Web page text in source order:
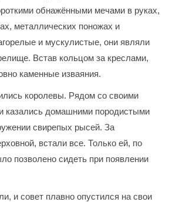
обнажёнными мечами в руках,
металлических поножах и
и мускулистые, они являли
Встав кольцом за креслами,
каменные изваяния.
королевы. Рядом со своими
казались домашними породистыми
свирепых рысей. За
встали все. Только ей, по
позволено сидеть при появлении
и совет плавно опустился на свои